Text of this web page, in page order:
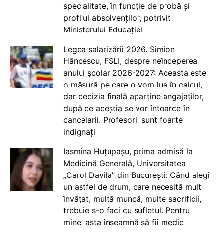
specialitate, în funcție de probă și
profilul absolvenților, potrivit
Ministerului Educației
Legea salarizării 2026. Simion
Hăncescu, FSLI, despre neînceperea
anului școlar 2026-2027: Aceasta este
o măsură pe care o vom lua în calcul,
dar decizia finală aparține angajaților,
după ce aceștia se vor întoarce în
cancelarii. Profesorii sunt foarte
indignați
Iasmina Huțupașu, prima admisă la
Medicină Generală, Universitatea
„Carol Davila” din București: Când alegi
un astfel de drum, care necesită mult
învățat, multă muncă, multe sacrificii,
trebuie s-o faci cu sufletul. Pentru
mine, asta înseamnă să fii medic